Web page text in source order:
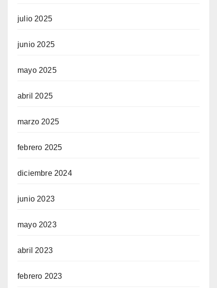
julio 2025
junio 2025
mayo 2025
abril 2025
marzo 2025
febrero 2025
diciembre 2024
junio 2023
mayo 2023
abril 2023
febrero 2023